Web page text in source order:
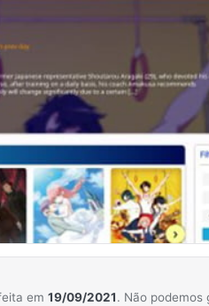
em 19/09/2021. Não podemos